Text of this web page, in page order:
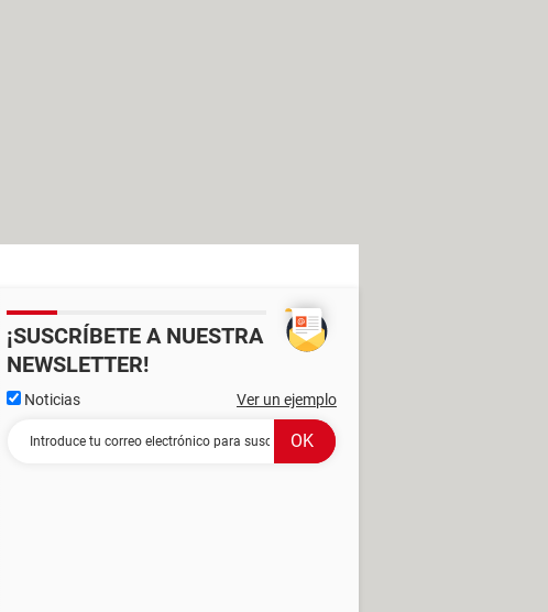
¡SUSCRÍBETE A NUESTRA
NEWSLETTER!
Noticias Ver un ejemplo